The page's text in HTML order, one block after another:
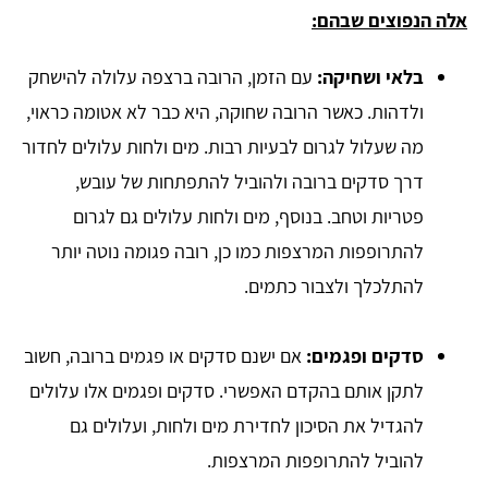
אלה הנפוצים שבהם:
בלאי ושחיקה: עם הזמן, הרובה ברצפה עלולה להישחק
ולדהות. כאשר הרובה שחוקה, היא כבר לא אטומה כראוי,
מה שעלול לגרום לבעיות רבות. מים ולחות עלולים לחדור
דרך סדקים ברובה ולהוביל להתפתחות של עובש,
פטריות וטחב. בנוסף, מים ולחות עלולים גם לגרום
להתרופפות המרצפות כמו כן, רובה פגומה נוטה יותר
להתלכלך ולצבור כתמים.
סדקים ופגמים: אם ישנם סדקים או פגמים ברובה, חשוב
לתקן אותם בהקדם האפשרי. סדקים ופגמים אלו עלולים
להגדיל את הסיכון לחדירת מים ולחות, ועלולים גם
להוביל להתרופפות המרצפות.